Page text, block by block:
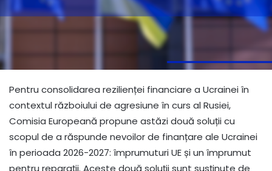
Pentru consolidarea rezilienței financiare a Ucrainei în
contextul războiului de agresiune în curs al Rusiei,
Comisia Europeană propune astăzi două soluții cu
scopul de a răspunde nevoilor de finanțare ale Ucrainei
în perioada 2026-2027: împrumuturi UE și un împrumut
pentru reparații. Aceste două soluții sunt susținute de